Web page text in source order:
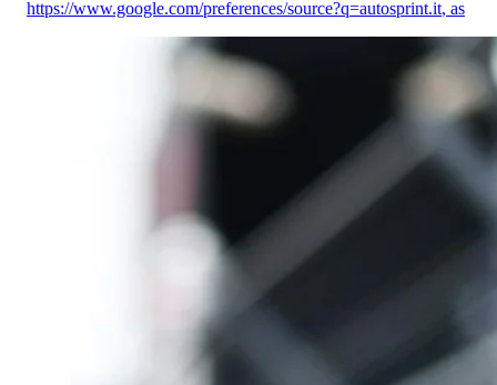
https://www.google.com/preferences/source?q=autosprint.it, as